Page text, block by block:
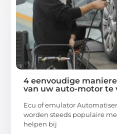
4 eenvoudige
van uw auto-motor te
Ecu of emulator
worden steeds populaire
helpen bij